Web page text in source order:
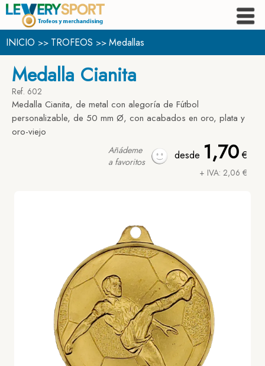
INICIO >> TROFEOS >> Medallas
Medalla Cianita
Ref. 602
Medalla Cianita, de metal con alegoría de Fútbol
personalizable, de 50 mm Ø, con acabados en oro, plata y
oro-viejo
desde 1,70€
+ IVA: 2,06 €
Añádeme
a favoritos